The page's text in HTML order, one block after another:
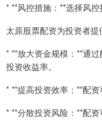
* **风控措施：**选择风
太原股票配资为投资者提
* **放大资金规模：**通
投资收益率。
* **提高投资效率：**配资
* **分散投资风险：**配